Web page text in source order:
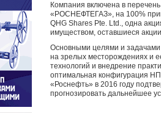
Компания включена в
«РОСНЕФТЕГАЗ», на 100%
QHG Shares Pte. Ltd., одна
имуществом, оставшиеся
Основными целями и
на зрелых месторождениях и
технологий и внедрение
оптимальная конфигурация
«Роснефть» в 2016 году
прогнозировать дальнейшее